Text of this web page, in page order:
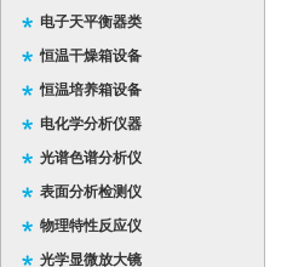
电子天平衡器类
恒温干燥箱设备
恒温培养箱设备
电化学分析仪器
光谱色谱分析仪
表面分析检测仪
物理特性反应仪
光学显微放大镜